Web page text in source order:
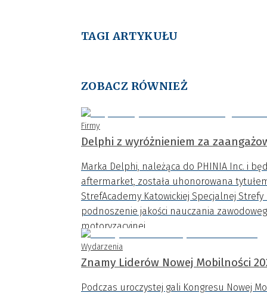
TAGI ARTYKUŁU
ZOBACZ RÓWNIEŻ
Firmy
Delphi z wyróżnieniem za
Marka Delphi, należąca do PHINIA Inc. i
aftermarket, została uhonorowana
StrefAcademy Katowickiej Specjalnej
podnoszenie jakości nauczania
motoryzacyjnej.
Wydarzenia
Znamy Liderów Nowej Mobilności
Podczas uroczystej gali Kongresu Nowej